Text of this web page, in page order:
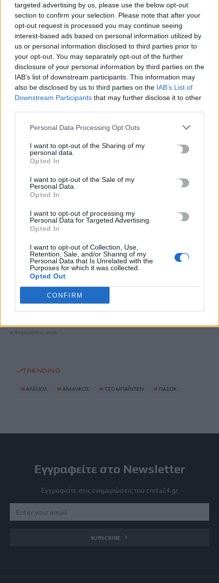
targeted advertising by us, please use the below opt-out
section to confirm your selection. Please note that after your
opt-out request is processed you may continue seeing
interest-based ads based on personal information utilized by
us or personal information disclosed to third parties prior to
your opt-out. You may separately opt-out of the further
disclosure of your personal information by third parties on the
IAB’s list of downstream participants. This information may
also be disclosed by us to third parties on the IAB’s List of
Downstream Participants that may further disclose it to other
Personal Data Processing Opt Outs
I want to opt-out of the Sharing of my
personal data.
Opted In
I want to opt-out of the Sale of my
Personal Data.
Opted In
I want to opt-out of processing my
Personal Data for Targeted Advertising.
Opted In
I want to opt-out of Collection, Use,
Retention, Sale, and/or Sharing of my
Personal Data that Is Unrelated with the
Purposes for which it was collected.
Opted Out
CONFIRM
στη Ράφα
9 Αυγούστου, 2026
Ροδόπη: Στο νοσοκομείο ανήλικος λόγω κατανάλωσης αλκοόλ
– Συνελήφθη υπάλληλος καταστήματος
9 Αυγούστου, 2026
Τζο Μπάιντεν: Ο καρκίνος έχει κάνει μετάσταση στα οστά –
ΠΑΣΟΚ κατά εφημερίδας για την «συνάντηση»
Διαμαντοπούλου και Χριστοδουλάκη με Γεραπετρίτη:
9 Αυγούστου, 2026
Αίματος» στην Ανταρκτική
9 Αυγούστου, 2026
Χανιά: Συνελήφθη 52χρονος για ναρκωτικά – Βρήκαν 150
γραμμάρια κάνναβης και τρία δενδρύλλια
9 Αυγούστου, 2026
Επική προσφορά: Βενζινάδικο έκανε έκπτωση σε όσους
9 Αυγούστου, 2026
TRENDING
#ΑΛΚΟΟΛ # ΑΝΗΛΙΚΟΣ # ΤΖΟ ΜΠΑΪΝΤΕΝ # ΠΑΣΟΚ
Εγγραφείτε στο Newsletter
Εγγραφείτε στις ενημερώσεις του creta24.gr
SUBSCRIBE